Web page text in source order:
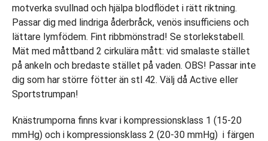
motverka svullnad och hjälpa blodflödet i rätt riktning.
Passar dig med lindriga åderbråck, venös insufficiens och
lättare lymfödem. Fint ribbmönstrad! Se storlekstabell.
Mät med måttband 2 cirkulära mått: vid smalaste stället
på ankeln och bredaste stället på vaden. OBS! Passar inte
dig som har större fötter än stl 42. Välj då Active eller
Sportstrumpan!
Knästrumporna finns kvar i kompressionsklass 1 (15-20
mmHg) och i kompressionsklass 2 (20-30 mmHg) i färgen